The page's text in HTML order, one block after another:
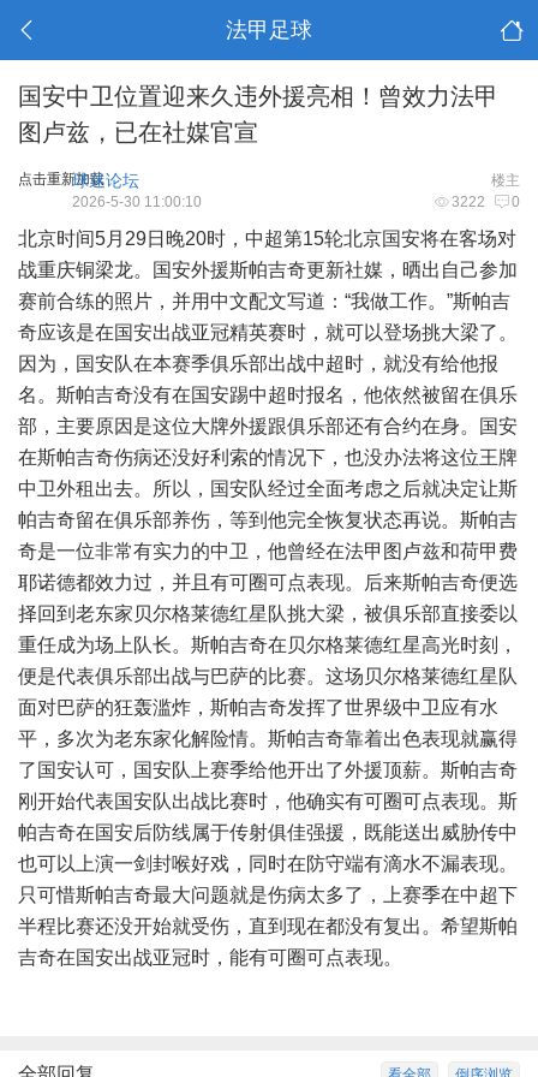
法甲足球
国安中卫位置迎来久违外援亮相！曾效力法甲
图卢兹，已在社媒官宣
点击重新加载 楼主
球迷论坛
3222 0
2026-5-30 11:00:10
北京时间5月29日晚20时，中超第15轮北京国安将在客场对
战重庆铜梁龙。国安外援斯帕吉奇更新社媒，晒出自己参加
赛前合练的照片，并用中文配文写道：“我做工作。”斯帕吉
奇应该是在国安出战亚冠精英赛时，就可以登场挑大梁了。
因为，国安队在本赛季俱乐部出战中超时，就没有给他报
名。斯帕吉奇没有在国安踢中超时报名，他依然被留在俱乐
部，主要原因是这位大牌外援跟俱乐部还有合约在身。国安
在斯帕吉奇伤病还没好利索的情况下，也没办法将这位王牌
中卫外租出去。所以，国安队经过全面考虑之后就决定让斯
帕吉奇留在俱乐部养伤，等到他完全恢复状态再说。斯帕吉
奇是一位非常有实力的中卫，他曾经在法甲图卢兹和荷甲费
耶诺德都效力过，并且有可圈可点表现。后来斯帕吉奇便选
择回到老东家贝尔格莱德红星队挑大梁，被俱乐部直接委以
重任成为场上队长。斯帕吉奇在贝尔格莱德红星高光时刻，
便是代表俱乐部出战与巴萨的比赛。这场贝尔格莱德红星队
面对巴萨的狂轰滥炸，斯帕吉奇发挥了世界级中卫应有水
平，多次为老东家化解险情。斯帕吉奇靠着出色表现就赢得
了国安认可，国安队上赛季给他开出了外援顶薪。斯帕吉奇
刚开始代表国安队出战比赛时，他确实有可圈可点表现。斯
帕吉奇在国安后防线属于传射俱佳强援，既能送出威胁传中
也可以上演一剑封喉好戏，同时在防守端有滴水不漏表现。
只可惜斯帕吉奇最大问题就是伤病太多了，上赛季在中超下
半程比赛还没开始就受伤，直到现在都没有复出。希望斯帕
吉奇在国安出战亚冠时，能有可圈可点表现。